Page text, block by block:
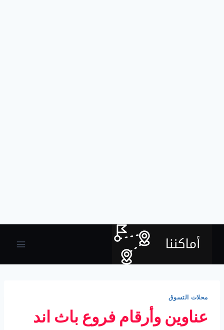
محلات التسوق
عناوين وأرقام فروع باث اند